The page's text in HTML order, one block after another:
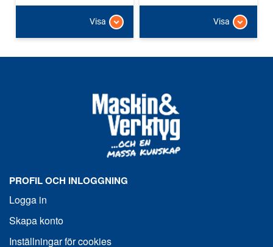
Visa Visa
PROFIL OCH INLOGGNING
Logga in
Skapa konto
Inställningar för cookies